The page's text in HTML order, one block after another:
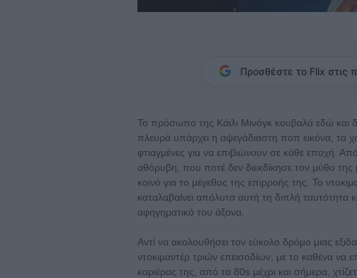
Προσθέστε το Flix στις
Το πρόσωπο της Κάιλι Μινόγκ κουβαλά εδώ και
πλευρά υπάρχει η αψεγάδιαστη ποπ εικόνα, τα
φτιαγμένες για να επιβιώνουν σε κάθε εποχή.
αθόρυβη, που ποτέ δεν διεκδίκησε τον μύθο
κοινό για το μέγεθος της επιρροής της. Το
καταλαβαίνει απόλυτα αυτή τη διπλή ταυτότητα
αφηγηματικό του άξονα.
Αντί να ακολουθήσει τον εύκολο δρόμο μιας
ντοκιμαντέρ τριών επεισοδίων, με το καθένα να
καριέρας της, από τα 80s μέχρι και σήμερα,